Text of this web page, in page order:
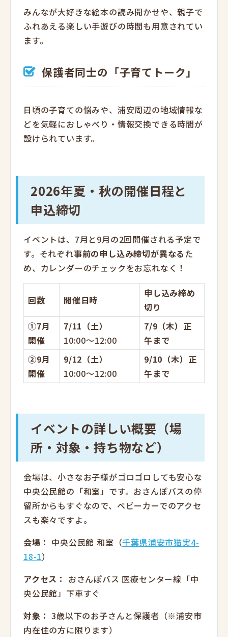
みんなが大好きな絵本の読み聞かせや、親子で
ふれあえる楽しい手遊びの時間も用意されてい
ます。
保護者同士の「子育てトーク」
日頃の子育ての悩みや、浦安周辺の地域情報な
どを気軽におしゃべり・情報交換できる時間が
設けられています。
2026年夏・秋の開催日程と
申込締切
イベントは、7月と9月の2回開催される予定で
す。それぞれ事前の申し込み締切が異なるた
め、カレンダーのチェックをお忘れなく！
回数 開催日時
申し込み締め
切り
①7月
開催
7/11 （土）
10:00〜12:00
7/9（木）正
午まで
②9月
開催
9/12 （土）
10:00〜12:00
9/10 （木）正
午まで
イベントの詳しい概要（場
所・対象・持ち物など）
会場は、小さなお子様がゴロゴロしても安心な
中央公民館の「和室」です。おさんぽバスの停
留所からもすぐなので、ベビーカーでのアクセ
スも楽々ですよ。
会場： 中央公民館 和室（千葉県浦安市猫実4-
18-1）
アクセス： おさんぽバス 医療センター線「中
央公民館」下車すぐ
対象： 3歳以下のお子さんと保護者（※浦安市
内在住の方に限ります）